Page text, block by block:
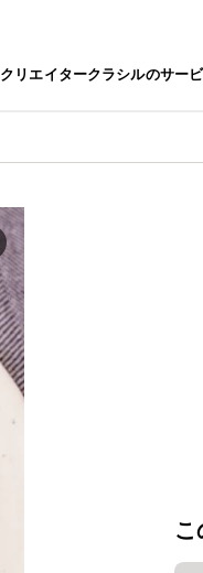
クリエイタークラシルのサー